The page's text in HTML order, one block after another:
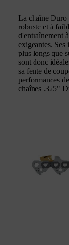
La chaîne Duro
robuste et à
d'entraînement
exigeantes.
plus longs que
sont donc
sa fente de
performances
chaînes .325"